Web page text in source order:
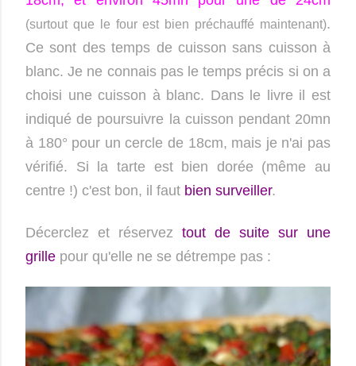
(surtout que le four est bien préchauffé maintenant).
Ce sont des temps de cuisson sans cuisson à
blanc.Je ne connais pas le temps précis si on a
choisi une cuisson à blanc. Dans le livre il est
indiqué de poursuivre la cuisson pendant 20mn
à 180° pour un cercle de 18cm, mais je n'ai pas
vérifié. Si la tarte est bien dorée (même au
centre !) c'est bon, il faut bien surveiller.
Décerclez et réservez tout de suite sur une
grille pour qu'elle ne se détrempe pas :